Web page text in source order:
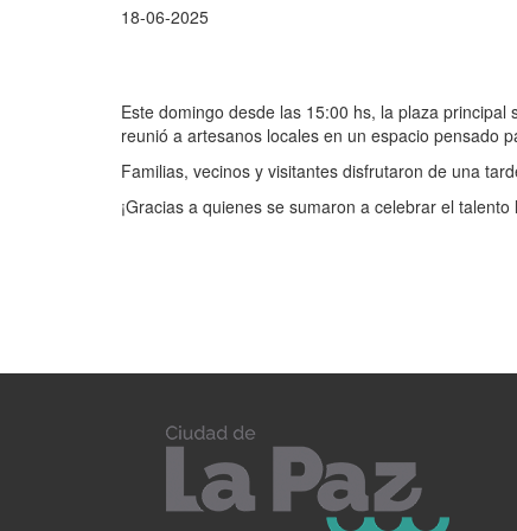
18-06-2025
Este domingo desde las 15:00 hs, la plaza
reunió a artesanos locales en un espacio pensado
Familias, vecinos y visitantes disfrutaron de una
¡Gracias a quienes se sumaron a celebrar el